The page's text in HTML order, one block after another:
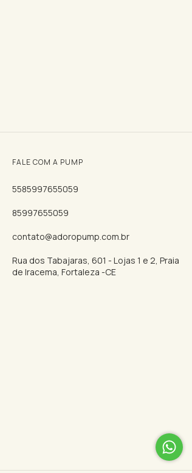
FALE COM A PUMP
5585997655059
85997655059
contato@adoropump.com.br
Rua dos Tabajaras, 601 - Lojas 1 e 2, Praia
de Iracema, Fortaleza -CE